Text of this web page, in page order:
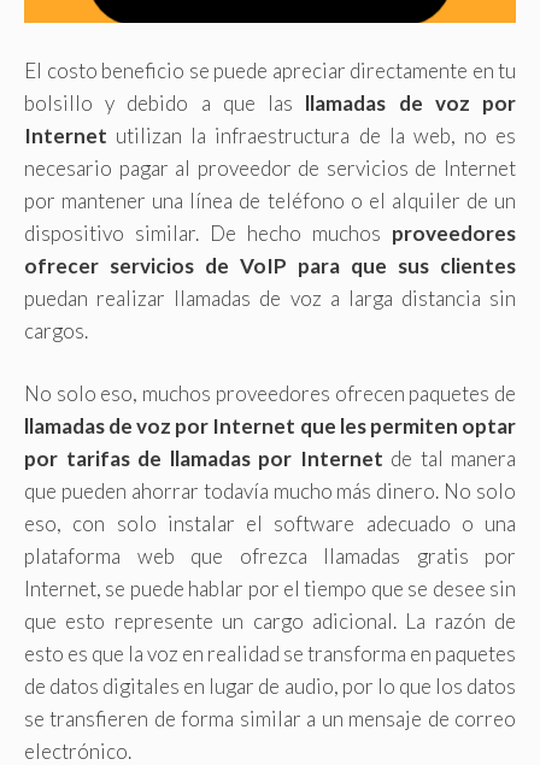
El costo beneficio se puede apreciar directamente en tu
bolsillo y debido a que las llamadas de voz por
Internet utilizan la infraestructura de la web, no es
necesario pagar al proveedor de servicios de Internet
por mantener una línea de teléfono o el alquiler de un
dispositivo similar. De hecho muchos proveedores
ofrecer servicios de VoIP para que sus clientes
puedan realizar llamadas de voz a larga distancia sin
cargos.
No solo eso, muchos proveedores ofrecen paquetes de
llamadas de voz por Internet que les permiten optar
por tarifas de llamadas por Internet de tal manera
que pueden ahorrar todavía mucho más dinero. No solo
eso, con solo instalar el software adecuado o una
plataforma web que ofrezca llamadas gratis por
Internet, se puede hablar por el tiempo que se desee sin
que esto represente un cargo adicional. La razón de
esto es que la voz en realidad se transforma en paquetes
de datos digitales en lugar de audio, por lo que los datos
se transfieren de forma similar a un mensaje de correo
electrónico.